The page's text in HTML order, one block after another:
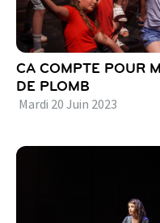
CA COMPTE POUR
DE PLOMB
Mardi 20 Juin 2023